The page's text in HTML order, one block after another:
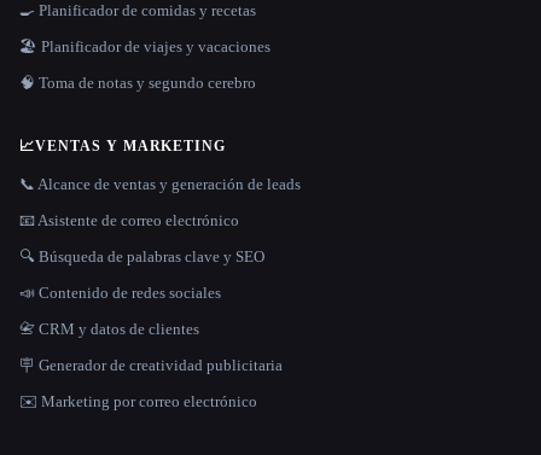
🍳 Planificador de comidas y recetas
🏖 Planificador de viajes y vacaciones
🧠 Toma de notas y segundo cerebro
📈VENTAS Y MARKETING
📞 Alcance de ventas y generación de leads
📧 Asistente de correo electrónico
🔍 Búsqueda de palabras clave y SEO
📣 Contenido de redes sociales
📇 CRM y datos de clientes
🪧 Generador de creatividad publicitaria
✉️ Marketing por correo electrónico